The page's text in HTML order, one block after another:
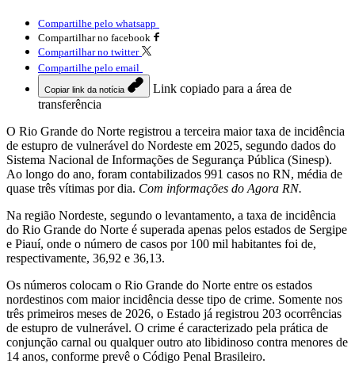
Compartilhe pelo whatsapp
Compartilhar no facebook
Compartilhar no twitter
Compartilhe pelo email
Copiar link da notícia
Link copiado para a área de
transferência
O Rio Grande do Norte registrou a terceira maior taxa de incidência
de estupro de vulnerável do Nordeste em 2025, segundo dados do
Sistema Nacional de Informações de Segurança Pública (Sinesp).
Ao longo do ano, foram contabilizados 991 casos no RN, média de
quase três vítimas por dia. Com informações do Agora RN.
Na região Nordeste, segundo o levantamento, a taxa de incidência
do Rio Grande do Norte é superada apenas pelos estados de Sergipe
e Piauí, onde o número de casos por 100 mil habitantes foi de,
respectivamente, 36,92 e 36,13.
Os números colocam o Rio Grande do Norte entre os estados
nordestinos com maior incidência desse tipo de crime. Somente nos
três primeiros meses de 2026, o Estado já registrou 203 ocorrências
de estupro de vulnerável. O crime é caracterizado pela prática de
conjunção carnal ou qualquer outro ato libidinoso contra menores de
14 anos, conforme prevê o Código Penal Brasileiro.